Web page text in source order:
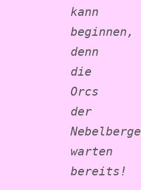
kann
beginnen,
denn
die
Orcs
der
Nebelberge
warten
bereits!